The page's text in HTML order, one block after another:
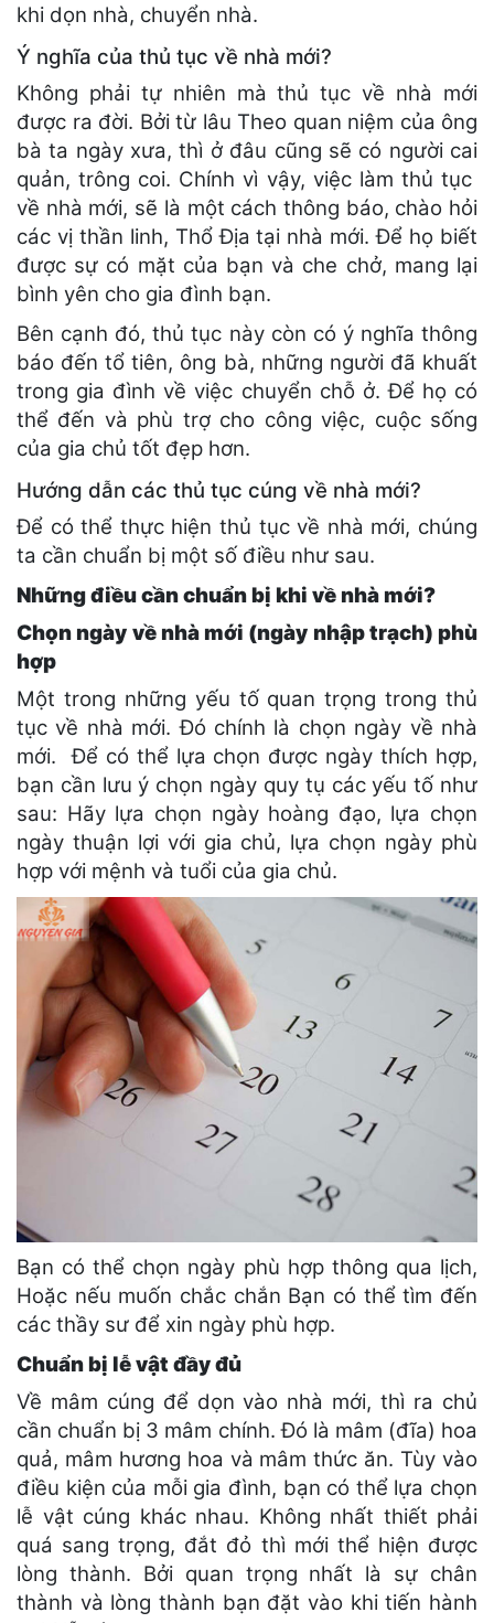
khi dọn nhà, chuyển nhà.
Ý nghĩa của thủ tục về nhà mới?
Không phải tự nhiên mà thủ tục về nhà mới
được ra đời. Bởi từ lâu Theo quan niệm của ông
bà ta ngày xưa, thì ở đâu cũng sẽ có người cai
quản, trông coi. Chính vì vậy, việc làm thủ tục
về nhà mới, sẽ là một cách thông báo, chào hỏi
các vị thần linh, Thổ Địa tại nhà mới. Để họ biết
được sự có mặt của bạn và che chở, mang lại
bình yên cho gia đình bạn.
Bên cạnh đó, thủ tục này còn có ý nghĩa thông
báo đến tổ tiên, ông bà, những người đã khuất
trong gia đình về việc chuyển chỗ ở. Để họ có
thể đến và phù trợ cho công việc, cuộc sống
của gia chủ tốt đẹp hơn.
Hướng dẫn các thủ tục cúng về nhà mới?
Để có thể thực hiện thủ tục về nhà mới, chúng
ta cần chuẩn bị một số điều như sau.
Những điều cần chuẩn bị khi về nhà mới?
Chọn ngày về nhà mới (ngày nhập trạch) phù
hợp
Một trong những yếu tố quan trọng trong thủ
tục về nhà mới. Đó chính là chọn ngày về nhà
mới. Để có thể lựa chọn được ngày thích hợp,
bạn cần lưu ý chọn ngày quy tụ các yếu tố như
sau: Hãy lựa chọn ngày hoàng đạo, lựa chọn
ngày thuận lợi với gia chủ, lựa chọn ngày phù
hợp với mệnh và tuổi của gia chủ.
Bạn có thể chọn ngày phù hợp thông qua lịch,
Hoặc nếu muốn chắc chắn Bạn có thể tìm đến
các thầy sư để xin ngày phù hợp.
Chuẩn bị lễ vật đầy đủ
Về mâm cúng để dọn vào nhà mới, thì ra chủ
cần chuẩn bị 3 mâm chính. Đó là mâm (đĩa) hoa
quả, mâm hương hoa và mâm thức ăn. Tùy vào
điều kiện của mỗi gia đình, bạn có thể lựa chọn
lễ vật cúng khác nhau. Không nhất thiết phải
quá sang trọng, đắt đỏ thì mới thể hiện được
lòng thành. Bởi quan trọng nhất là sự chân
thành và lòng thành bạn đặt vào khi tiến hành